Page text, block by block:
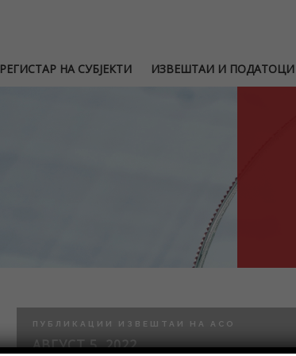
РЕГИСТАР НА СУБЈЕКТИ ИЗВЕШТАИ И ПОДАТОЦИ
ПУБЛИКАЦИИ ИЗВЕШТАИ НА АСО
АВГУСТ 5, 2022